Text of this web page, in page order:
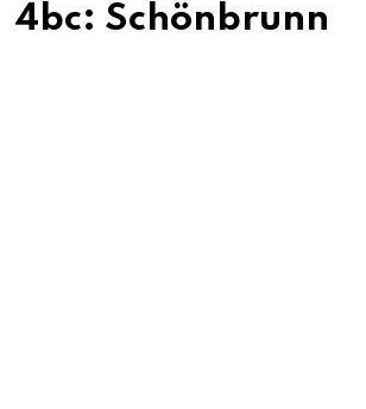
4bc: Schönbrunn